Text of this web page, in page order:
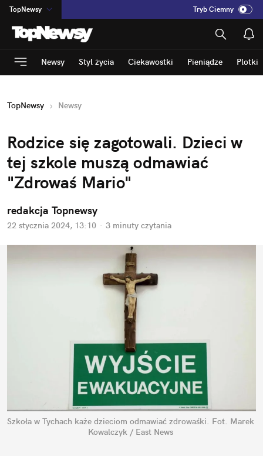
TopNewsy
na:Temat
INN:Poland
ASZ:dziennik
dad:HERO
Tryb Ciemny
Newsy Styl życia Ciekawostki Pieniądze Plotki
TopNewsy Newsy
Rodzice się zagotowali. Dzieci w
tej szkole muszą odmawiać
"Zdrowaś Mario"
redakcja Topnewsy
22 stycznia 2024, 13:10 · 3 minuty czytania
Szkoła w Tychach każe dzieciom odmawiać zdrowaśki.
Fot. Marek
Kowalczyk / East News